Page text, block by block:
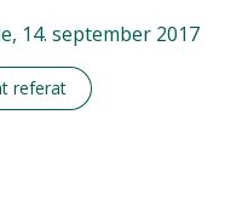
14. september 2017
referat